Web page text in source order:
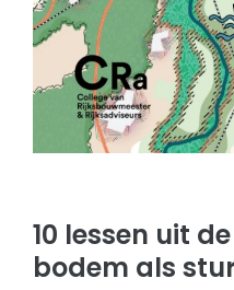
10 lessen uit
bodem als